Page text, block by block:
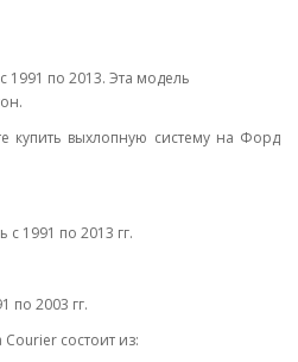
1991 по 2013. Эта модель
выхлопную систему на Форд
с 1991 по 2013 гг.
по 2003 гг.
состоит из: